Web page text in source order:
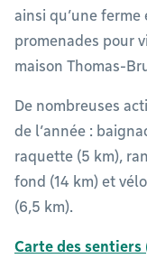
ainsi qu’une
promenades pour
maison Thomas-
De nombreuses
de l’année :
raquette (5 km),
fond (14 km) et
(6,5 km).
Carte des sentiers